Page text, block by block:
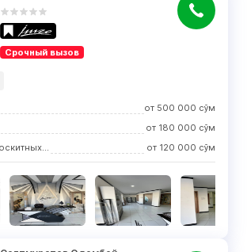
Срочный вызов
от 500 000 сўм
от 180 000 сўм
Изготовление москитных сеток
от 120 000 сўм